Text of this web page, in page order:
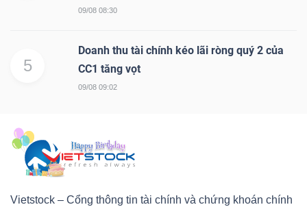
09/08 08:30
5
Doanh thu tài chính kéo lãi ròng quý 2 của
CC1 tăng vọt
09/08 09:02
Vietstock – Cổng thông tin tài chính và chứng khoán chính